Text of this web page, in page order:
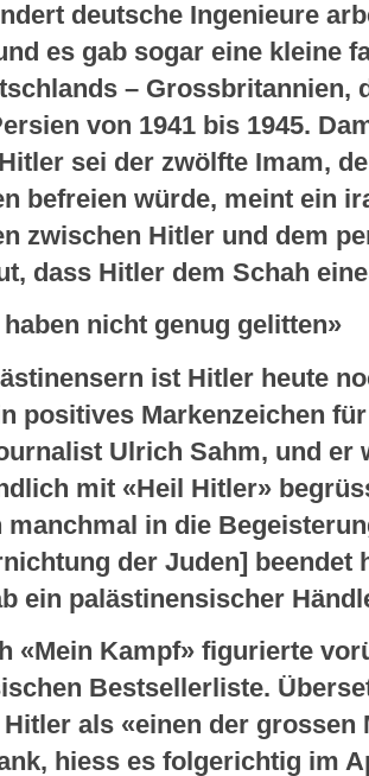
deutsche Ingenieure
es gab sogar eine kleine
– Grossbritannien,
von 1941 bis 1945.
sei der zwölfte Imam,
befreien würde, meint ein
zwischen Hitler und dem
dass Hitler dem Schah
nicht genug gelitten»
ist Hitler heute
positives Markenzeichen
Ulrich Sahm, und er
mit «Heil Hitler»
in die
der Juden] beendet
ein palästinensischer
«Mein Kampf» figurierte
Bestsellerliste.
als «einen der grossen
hiess es folgerichtig im